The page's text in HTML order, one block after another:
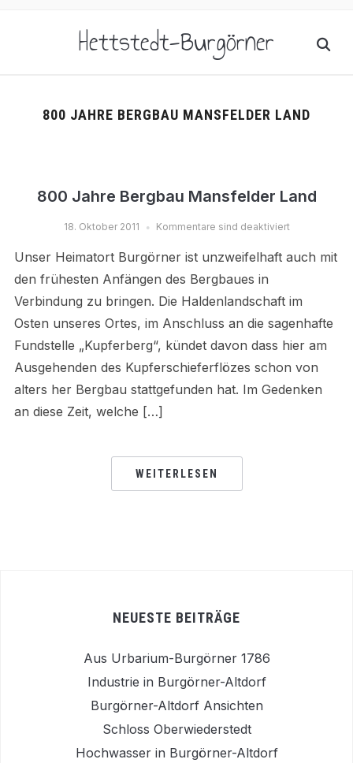
Hettstedt-Burgörner
800 JAHRE BERGBAU MANSFELDER LAND
800 Jahre Bergbau Mansfelder Land
18. Oktober 2011 Kommentare sind deaktiviert
Unser Heimatort Burgörner ist unzweifelhaft auch mit
den frühesten Anfängen des Bergbaues in
Verbindung zu bringen. Die Haldenlandschaft im
Osten unseres Ortes, im Anschluss an die sagenhafte
Fundstelle „Kupferberg“, kündet davon dass hier am
Ausgehenden des Kupferschieferflözes schon von
alters her Bergbau stattgefunden hat. Im Gedenken
an diese Zeit, welche […]
WEITERLESEN
NEUESTE BEITRÄGE
Aus Urbarium-Burgörner 1786
Industrie in Burgörner-Altdorf
Burgörner-Altdorf Ansichten
Schloss Oberwiederstedt
Hochwasser in Burgörner-Altdorf